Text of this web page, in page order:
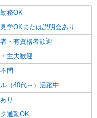
務OK
学OKまたは説明会あり
・有資格者歓迎
主夫歓迎
問
ル（40代～）活躍中
り
通勤OK